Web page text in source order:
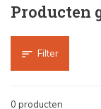
Producten
Filter
0 producten